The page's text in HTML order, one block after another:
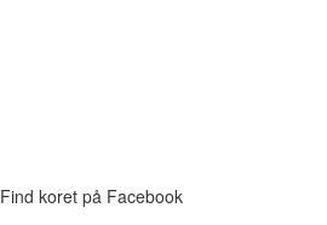
Find koret på Facebook